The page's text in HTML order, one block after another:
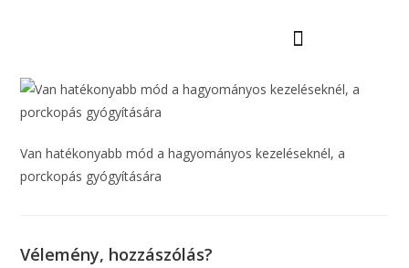
Van hatékonyabb mód a hagyományos kezeléseknél, a
porckopás gyógyítására
Vélemény, hozzászólás?